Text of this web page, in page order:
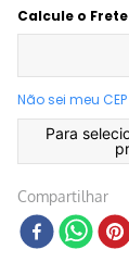
Calcule o
Não sei meu CEP
Para
Compartilhar